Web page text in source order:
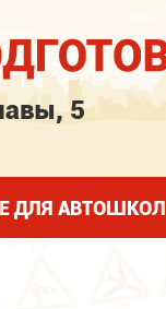
ДЛЯ АВТОШКОЛ
5